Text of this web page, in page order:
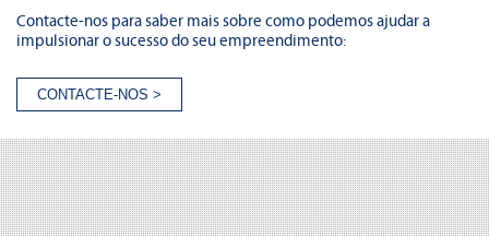
Contacte-nos para saber mais sobre como podemos ajudar a
impulsionar o sucesso do seu empreendimento: